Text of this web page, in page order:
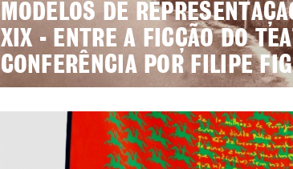
MODELOS DE
XIX - ENTRE A FICÇÃO DO
CONFERÊNCIA POR FILIPE